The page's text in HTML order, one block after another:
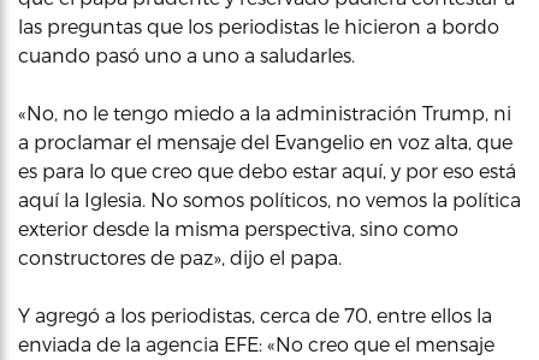
las preguntas que los periodistas le hicieron a bordo
cuando pasó uno a uno a saludarles.
«No, no le tengo miedo a la administración Trump, ni
a proclamar el mensaje del Evangelio en voz alta, que
es para lo que creo que debo estar aquí, y por eso está
aquí la Iglesia. No somos políticos, no vemos la política
exterior desde la misma perspectiva, sino como
constructores de paz», dijo el papa.
Y agregó a los periodistas, cerca de 70, entre ellos la
enviada de la agencia EFE: «No creo que el mensaje